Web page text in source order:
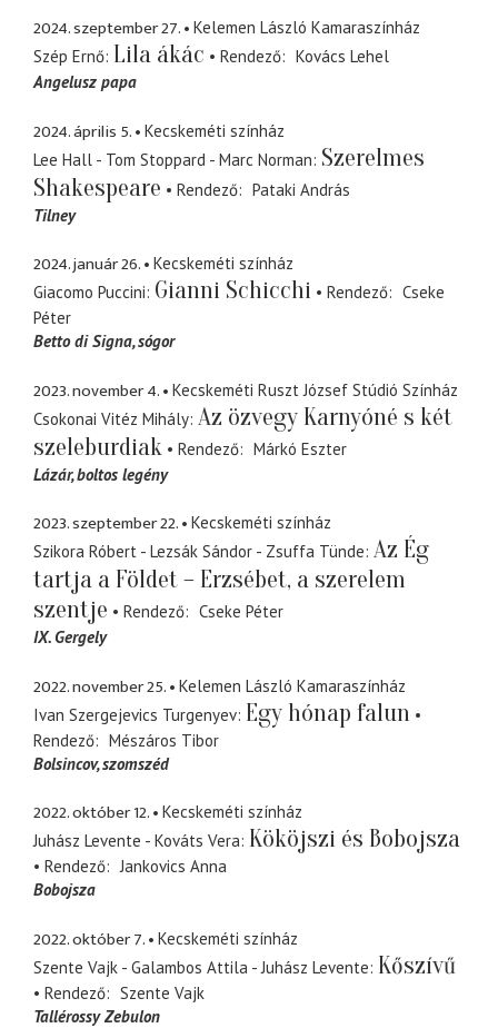
2024. szeptember 27.
Kelemen László Kamaraszínház
Szép Ernő Lila ákác Rendező
Kovács Lehel
Angelusz papa
2024. április 5.
Kecskeméti színház
Lee Hall - Tom Stoppard - Marc Norman Szerelmes
Shakespeare
Rendező
Pataki András
Tilney
2024. január 26.
Kecskeméti színház
Giacomo Puccini Gianni Schicchi Rendező
Cseke
Péter
Betto di Signa sógor
2023. november 4.
Kecskeméti Ruszt József Stúdió Színház
Csokonai Vitéz Mihály Az özvegy Karnyóné s két
szeleburdiak
Rendező
Márkó Eszter
Lázár boltos legény
2023. szeptember 22.
Kecskeméti színház
Szikora Róbert - Lezsák Sándor - Zsuffa Tünde Az Ég
tartja a Földet – Erzsébet, a szerelem
szentje
Rendező
Cseke Péter
IX. Gergely
2022. november 25.
Kelemen László Kamaraszínház
Ivan Szergejevics Turgenyev Egy hónap falun
Rendező
Mészáros Tibor
Bolsincov szomszéd
2022. október 12.
Kecskeméti színház
Juhász Levente - Kováts Vera Kököjszi és Bobojsza
Rendező
Jankovics Anna
Bobojsza
2022. október 7.
Kecskeméti színház
Szente Vajk - Galambos Attila - Juhász Levente Kőszívű
Rendező
Szente Vajk
Tallérossy Zebulon